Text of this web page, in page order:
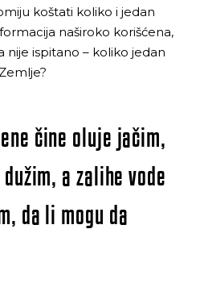
koštati koliko i jedan
naširoko korišćena,
ispitano – koliko jedan
čine oluje jačim,
a zalihe vode
da li mogu da